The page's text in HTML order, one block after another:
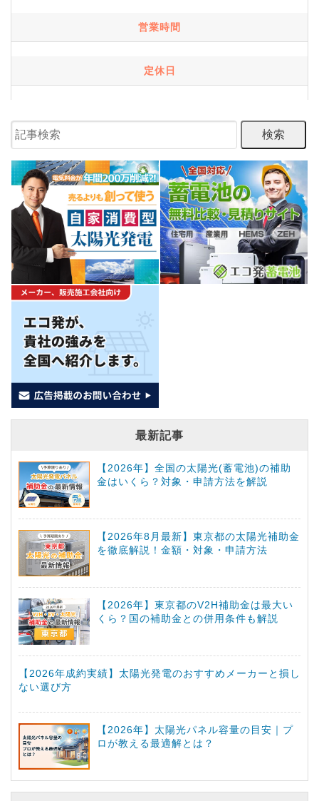
営業時間
定休日
最新記事
【2026年】全国の太陽光(蓄電池)の補助
金はいくら？対象・申請方法を解説
【2026年8月最新】東京都の太陽光補助金
を徹底解説！金額・対象・申請方法
【2026年】東京都のV2H補助金は最大い
くら？国の補助金との併用条件も解説
【2026年成約実績】太陽光発電のおすすめメーカーと損し
ない選び方
【2026年】太陽光パネル容量の目安｜プ
ロが教える最適解とは？